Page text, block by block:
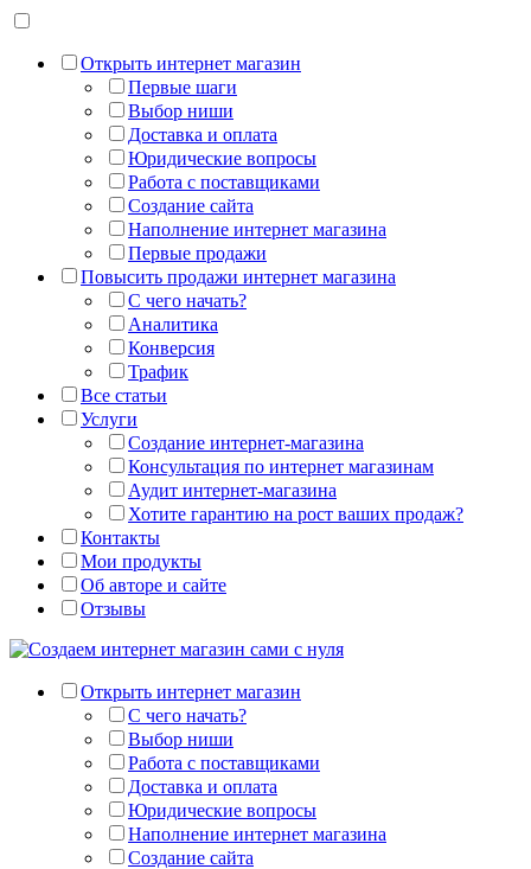
Открыть интернет магазин
Первые шаги
Выбор ниши
Доставка и оплата
Юридические вопросы
Работа с поставщиками
Создание сайта
Наполнение интернет магазина
Первые продажи
Повысить продажи интернет магазина
С чего начать?
Аналитика
Конверсия
Трафик
Все статьи
Услуги
Создание интернет-магазина
Консультация по интернет магазинам
Аудит интернет-магазина
Хотите гарантию на рост ваших продаж?
Контакты
Мои продукты
Об авторе и сайте
Отзывы
Открыть интернет магазин
С чего начать?
Выбор ниши
Работа с поставщиками
Доставка и оплата
Юридические вопросы
Наполнение интернет магазина
Создание сайта